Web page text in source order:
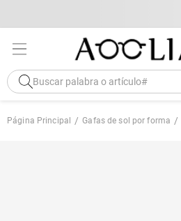
Página Principal Gafas de sol por forma